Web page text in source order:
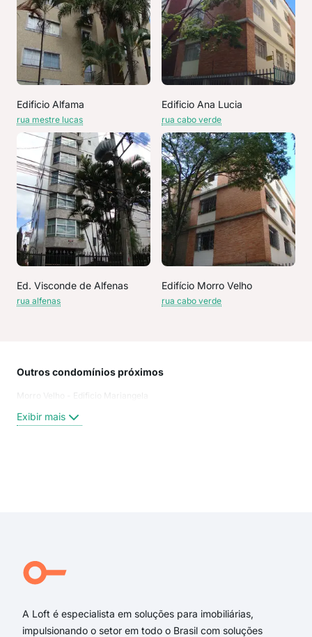
Edificio Alfama
rua mestre lucas
Edificio Ana Lucia
rua cabo verde
Ed. Visconde de Alfenas
rua alfenas
Edifício Morro Velho
rua cabo verde
Outros condomínios próximos
Morro Velho - Edificio Mariangela
Exibir mais
A Loft é especialista em soluções para imobiliárias,
impulsionando o setor em todo o Brasil com soluções